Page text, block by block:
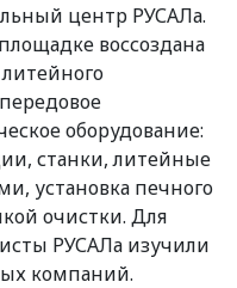
центр РУСАЛа.
воссоздана
оборудование:
станки, литейные
установка печного
очистки. Для
РУСАЛа изучили
компаний.